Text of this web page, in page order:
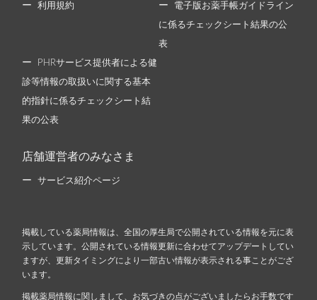
利用規約 電子版お薬手帳ガイドライン
に係るチェックシート結果の公
表
PHRサービス提供者による健
診等情報の取扱いに関する基本
的指針に係るチェックシート結
果の公表
店舗運営者のみなさま
サービス紹介ページ
掲載している薬局情報は、全国の厚生局で公開されている情報を元に表
示しています。公開されている情報更新に合わせてアップデートしてい
ますが、更新タイミングにより一部古い情報が表示される事ことがござ
います。
掲載薬局情報に関しまして、お気づきの点がございましたらお手数です